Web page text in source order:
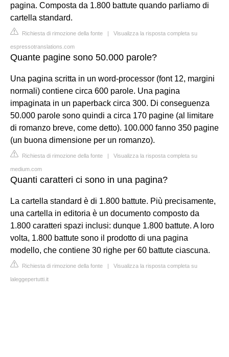
pagina. Composta da 1.800 battute quando parliamo di
cartella standard.
Richiesta di rimozione della fonte | Visualizza la risposta completa su
espressotranslations.com
Quante pagine sono 50.000 parole?
Una pagina scritta in un word-processor (font 12, margini
normali) contiene circa 600 parole. Una pagina
impaginata in un paperback circa 300. Di conseguenza
50.000 parole sono quindi a circa 170 pagine (al limitare
di romanzo breve, come detto). 100.000 fanno 350 pagine
(un buona dimensione per un romanzo).
Richiesta di rimozione della fonte | Visualizza la risposta completa su
medium.com
Quanti caratteri ci sono in una pagina?
La cartella standard è di 1.800 battute. Più precisamente,
una cartella in editoria è un documento composto da
1.800 caratteri spazi inclusi: dunque 1.800 battute. A loro
volta, 1.800 battute sono il prodotto di una pagina
modello, che contiene 30 righe per 60 battute ciascuna.
Richiesta di rimozione della fonte | Visualizza la risposta completa su
laleggepertutti.it